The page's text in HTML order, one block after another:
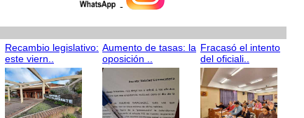
-
Recambio legislativo:
este viern..
Aumento de tasas: la
oposición ..
Fracasó el intento
del oficiali..